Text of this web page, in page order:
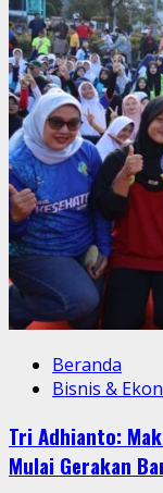
Beranda
Bisnis &
Tri Adhianto:
Mulai Gerakan